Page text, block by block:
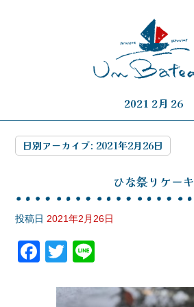
2021 2月 26
日別アーカイブ: 2021年2月26日
ひな祭りケーキ
投稿日 2021年2月26日
F
T
tt
e